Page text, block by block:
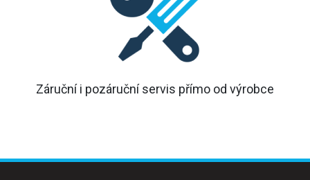
Záruční i pozáruční servis přímo od výrobce